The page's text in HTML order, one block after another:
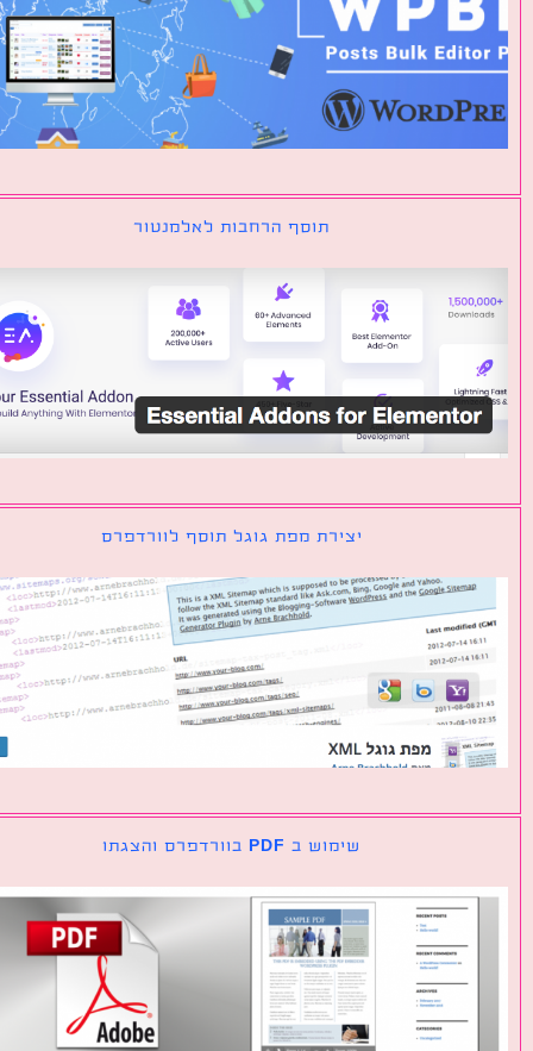
תוסף הרחבות לאלמנטור
יצירת מפת גוגל תוסף לוורדפרס
שימוש ב PDF בוורדפרס והצגתו